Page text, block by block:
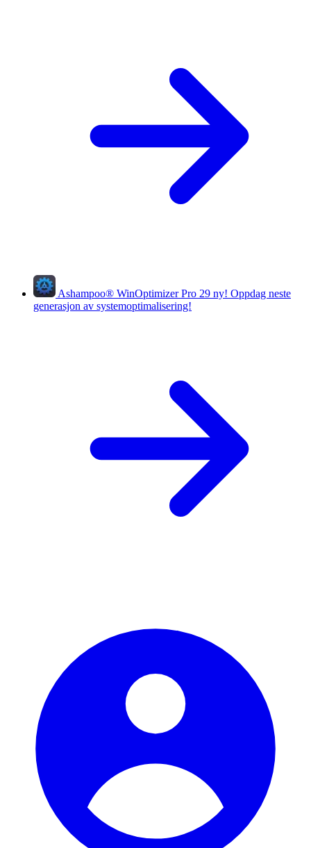
Ashampoo® WinOptimizer Pro 29 ny! Oppdag neste
generasjon av systemoptimalisering!